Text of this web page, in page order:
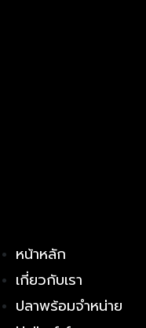
หน้าหลัก
เกี่ยวกับเรา
ปลาพร้อมจำหน่าย